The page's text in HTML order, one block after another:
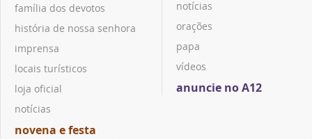
família dos devotos
história de nossa senhora
imprensa
locais turísticos
loja oficial
notícias
novena e festa
notícias
orações
papa
vídeos
anuncie no A12